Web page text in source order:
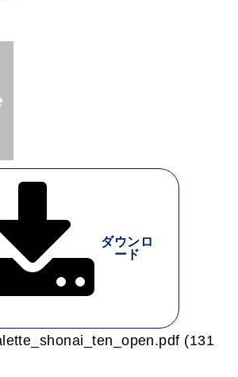
ダウンロ
ード
(131